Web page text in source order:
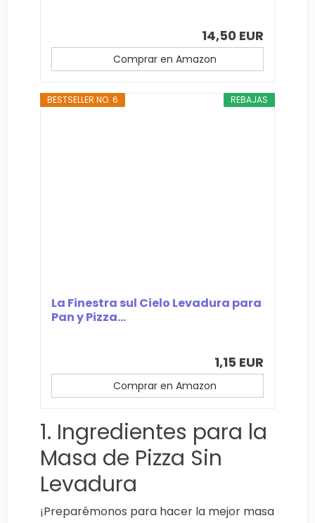
14,50 EUR
Comprar en Amazon
REBAJAS
BESTSELLER NO. 6
La Finestra sul Cielo Levadura para
Pan y Pizza...
1,15 EUR
Comprar en Amazon
1. Ingredientes para la
Masa de Pizza Sin
Levadura
¡Preparémonos para hacer la mejor masa